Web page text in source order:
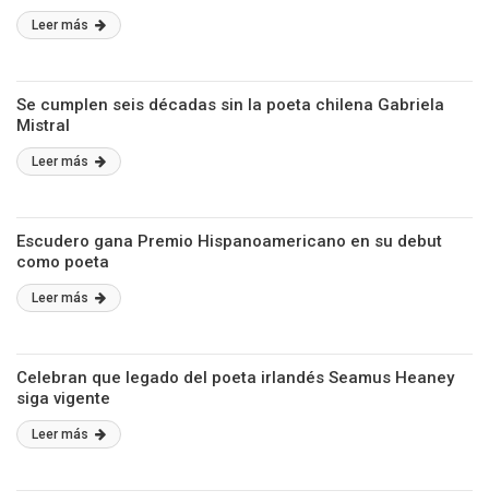
Leer más
Se cumplen seis décadas sin la poeta chilena Gabriela
Mistral
Leer más
Escudero gana Premio Hispanoamericano en su debut
como poeta
Leer más
Celebran que legado del poeta irlandés Seamus Heaney
siga vigente
Leer más